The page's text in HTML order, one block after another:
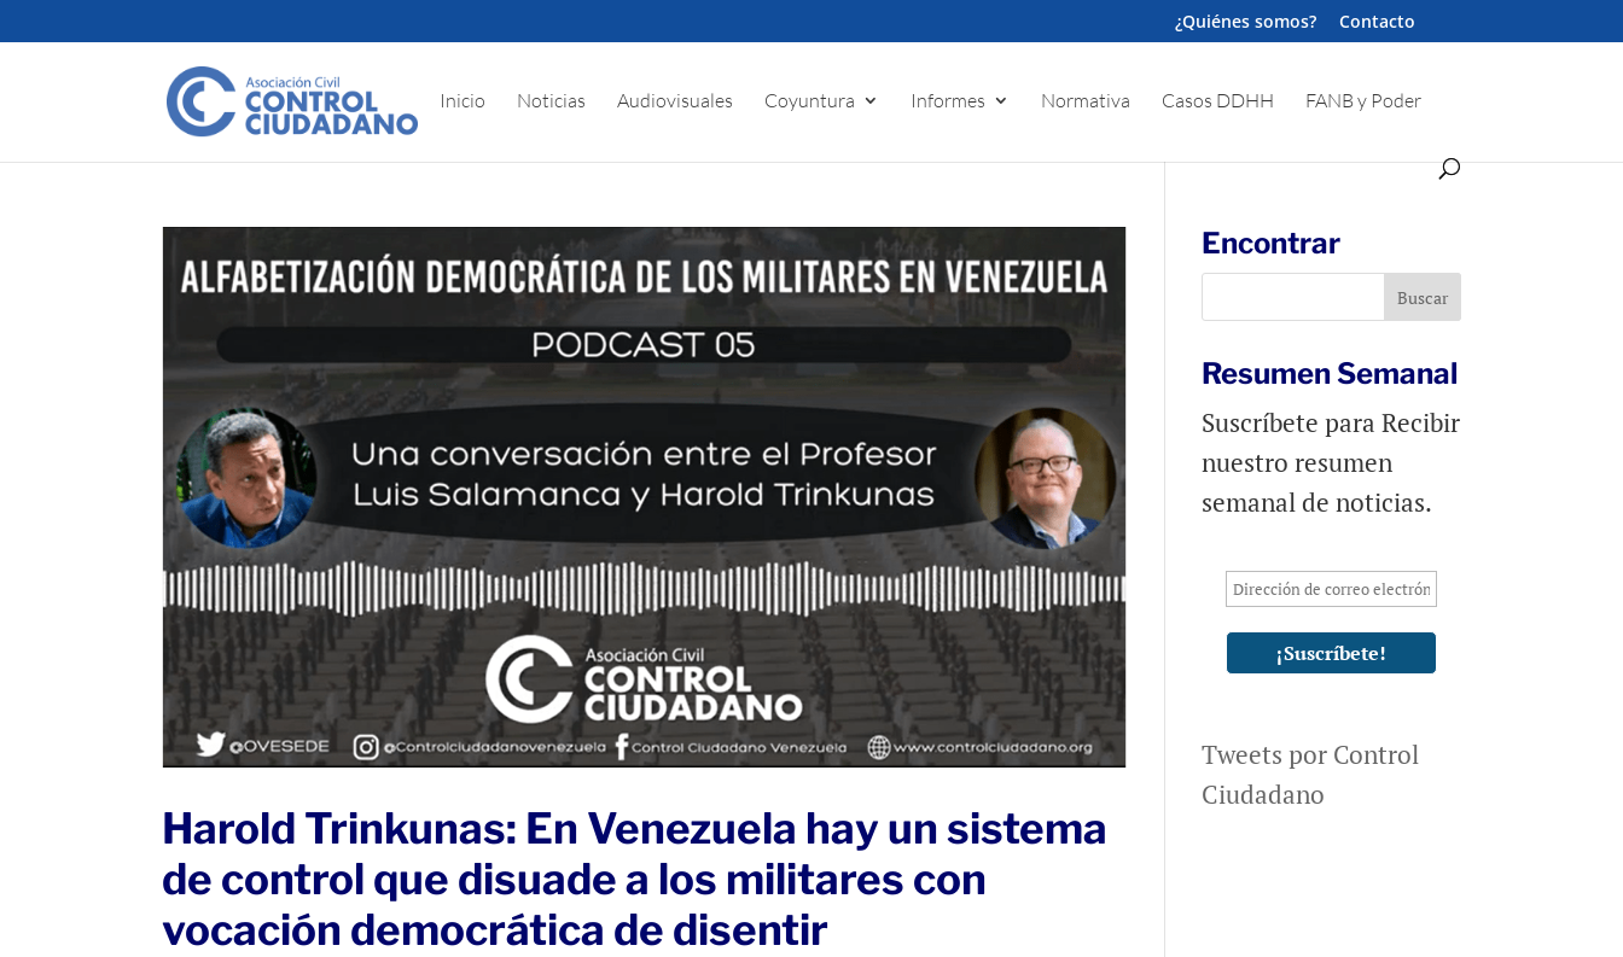
¿Quiénes somos? Contacto
Inicio Noticias Audiovisuales Coyuntura Informes Normativa Casos DDHH FANB y Poder
Harold Trinkunas: En Venezuela hay un sistema
de control que disuade a los militares con
vocación democrática de disentir
Encontrar
Resumen Semanal
Suscríbete para Recibir
nuestro resumen
semanal de noticias.
Tweets por Control
Ciudadano